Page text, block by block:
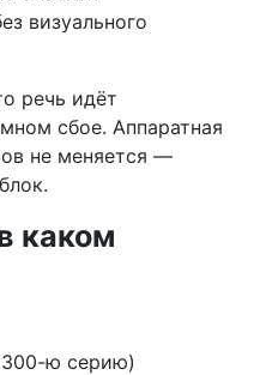
визуального
речь идёт
сбое. Аппаратная
не меняется —
каком
300-ю серию)